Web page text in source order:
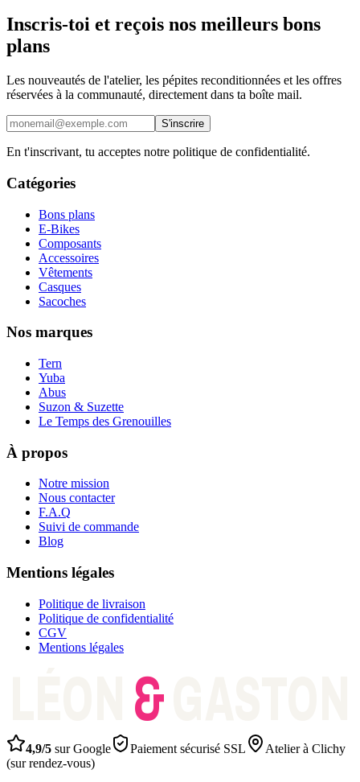
Inscris-toi et reçois nos meilleurs bons
plans
Les nouveautés de l'atelier, les pépites reconditionnées et les offres
réservées à la communauté, directement dans ta boîte mail.
S'inscrire
En t'inscrivant, tu acceptes notre politique de confidentialité.
Catégories
Bons plans
E-Bikes
Composants
Accessoires
Vêtements
Casques
Sacoches
Nos marques
Tern
Yuba
Abus
Suzon & Suzette
Le Temps des Grenouilles
À propos
Notre mission
Nous contacter
F.A.Q
Suivi de commande
Blog
Mentions légales
Politique de livraison
Politique de confidentialité
CGV
Mentions légales
&
4,9/5 sur Google Paiement sécurisé SSL
Atelier à Clichy
(sur rendez-vous)